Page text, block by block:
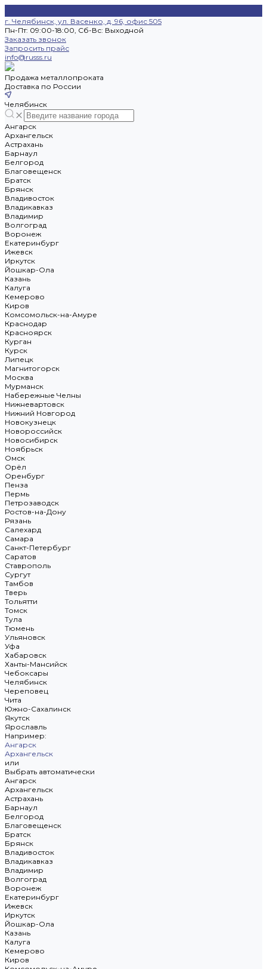
г. Челябинск, ул. Васенко, д. 96, офис 505
Пн-Пт: 09:00-18:00, Cб-Вс: Выходной
Заказать звонок
Запросить прайс
info@russs.ru
Продажа металлопроката
Доставка по России
Челябинск
Ангарск
Архангельск
Астрахань
Барнаул
Белгород
Благовещенск
Братск
Брянск
Владивосток
Владикавказ
Владимир
Волгоград
Воронеж
Екатеринбург
Ижевск
Иркутск
Йошкар-Ола
Казань
Калуга
Кемерово
Киров
Комсомольск-на-Амуре
Краснодар
Красноярск
Курган
Курск
Липецк
Магнитогорск
Москва
Мурманск
Набережные Челны
Нижневартовск
Нижний Новгород
Новокузнецк
Новороссийск
Новосибирск
Ноябрьск
Омск
Орёл
Оренбург
Пенза
Пермь
Петрозаводск
Ростов-на-Дону
Рязань
Салехард
Самара
Санкт-Петербург
Саратов
Ставрополь
Сургут
Тамбов
Тверь
Тольятти
Томск
Тула
Тюмень
Ульяновск
Уфа
Хабаровск
Ханты-Мансийск
Чебоксары
Челябинск
Череповец
Чита
Южно-Сахалинск
Якутск
Ярославль
Например:
Ангарск
Архангельск
или
Выбрать автоматически
Ангарск
Архангельск
Астрахань
Барнаул
Белгород
Благовещенск
Братск
Брянск
Владивосток
Владикавказ
Владимир
Волгоград
Воронеж
Екатеринбург
Ижевск
Иркутск
Йошкар-Ола
Казань
Калуга
Кемерово
Киров